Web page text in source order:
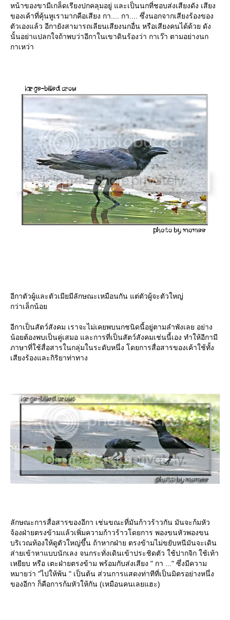
หน้าของขามีเกล็ดเรียงปกคลุมอยู่ และเป็นนกที่ชอบส่งเสียงดัง เสียง
ของเค้าที่คุ้นหูเรามากคือเสียง กา.... กา.... ซึ่งนอกจากเสียงร้องของ
ตัวเองแล้ว อีกายังสามารถเลียนเสียงนกอื่น หรือเสียงคนได้ด้วย ดัง
นั้นอย่าแปลกใจถ้าพบว่าอีกาในเขาดินร้องว่า กาเว๊า ตามอย่างนก
กาเหว่า
อีกาตัวผู้และตัวเมียมีลักษณะเหมือนกัน แต่ตัวผู้จะตัวใหญ่
กว่าเล็กน้อ
อีกาเป็นสัตว์สังคม เราจะไม่เคยพบนกชนิดนี้อยู่ตามลำพังเลย อย่าง
น้อยต้องพบเป็นคู่เสมอ และการที่เป็นสัตว์สังคมเช่นนี้เอง ทำให้อีกามี
ภาษาที่ใช้สื่อสารในกลุ่มในระดับหนึ่ง โดยการสื่อสารของเค้าใช้ทั้ง
เสียงร้องและกิริยาท่าทาง
ลักษณะการสื่อสารของอีกา เช่นขณะที่มันก้าวร้าวกัน มันจะก้มหัว
จ้องฝ่ายตรงข้ามแล้วเพิ่มความก้าวร้าวโดยการ พองขนหัวพองขน
บริเวณท้องให้ดูตัวใหญ่ขึ้น ถ้าหากฝ่าย ตรงข้ามไม่ขยับหนีมันจะเดิน
ส่ายเข้าหาแบบนักเลง จนกระทั่งเดินเข้าประชิดตัว ใช้ปากจิก ใช้เท้า
เหยียบ หรือ เตะฝ่ายตรงข้าม พร้อมกับส่งเสียง " กา ..." ซึ่งมีความ
หมายว่า "ไปให้พ้น " เป็นต้น ส่วนการแสดงท่าทีที่เป็นมิตรอย่างหนึ่ง
ของอีกา ก็คือการก้มหัวให้กัน (เหมือนคนเลยแฮะ)